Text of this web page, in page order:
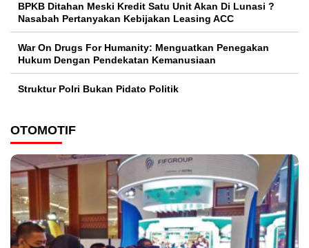
BPKB Ditahan Meski Kredit Satu Unit Akan Di Lunasi ?
Nasabah Pertanyakan Kebijakan Leasing ACC
War On Drugs For Humanity: Menguatkan Penegakan
Hukum Dengan Pendekatan Kemanusiaan
Struktur Polri Bukan Pidato Politik
OTOMOTIF